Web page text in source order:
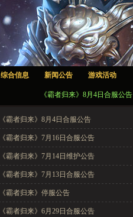
综合信息 新闻公告 游戏活动
《霸者归来》8月4日合服公告
《霸者归来》8月4日合服公告
《霸者归来》7月16日合服公告
《霸者归来》7月14日维护公告
《霸者归来》7月13日合服公告
《霸者归来》停服公告
《霸者归来》6月29日合服公告